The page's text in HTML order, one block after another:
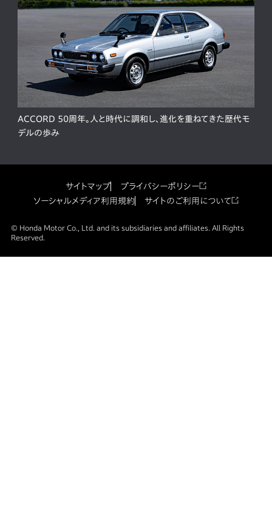
ACCORD 50周年。人と時代に調和し、進化を重ねてきた歴代モ
デルの歩み
サイトマップ
プライバシーポリシー
ソーシャルメディア利用規約
サイトのご利用について
© Honda Motor Co., Ltd. and its subsidiaries and affiliates. All Rights
Reserved.